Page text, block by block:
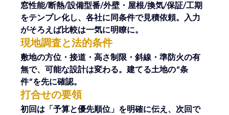
窓性能/断熱/設備型番/外壁・屋根/換気/保証/工期
をテンプレ化し、各社に同条件で見積依頼。入力
がそろえば比較は一気に明瞭に。
現地調査と法的条件
敷地の方位・接道・高さ制限・斜線・準防火の有
無で、可能な設計は変わる。建てる土地の“条
件”を先に確認。
打合せの要領
初回は「予算と優先順位」を明確に伝え、次回で